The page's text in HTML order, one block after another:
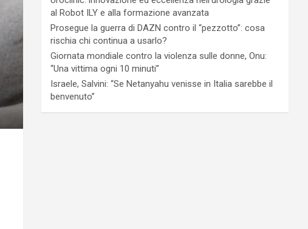
al Robot ILY e alla formazione avanzata
Prosegue la guerra di DAZN contro il “pezzotto”: cosa
rischia chi continua a usarlo?
Giornata mondiale contro la violenza sulle donne, Onu:
“Una vittima ogni 10 minuti”
Israele, Salvini: “Se Netanyahu venisse in Italia sarebbe il
benvenuto”